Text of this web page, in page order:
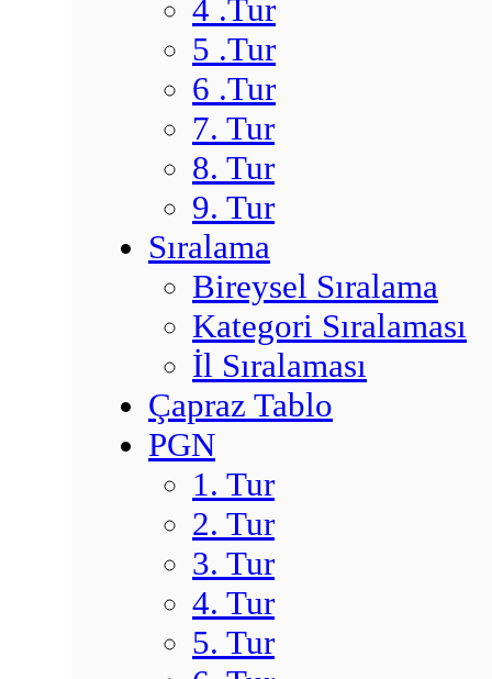
4 .Tur
5 .Tur
6 .Tur
7. Tur
8. Tur
9. Tur
Sıralama
Bireysel Sıralama
Kategori Sıralaması
İl Sıralaması
Çapraz Tablo
PGN
1. Tur
2. Tur
3. Tur
4. Tur
5. Tur